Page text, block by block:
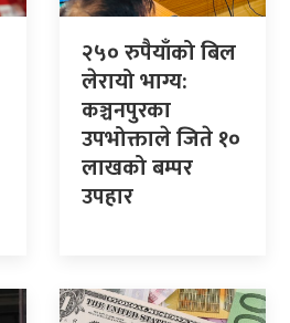
२५० रुपैयाँको बिल
लेरायो भाग्य:
कञ्चनपुरका
उपभोक्ताले जिते १०
लाखको बम्पर
उपहार